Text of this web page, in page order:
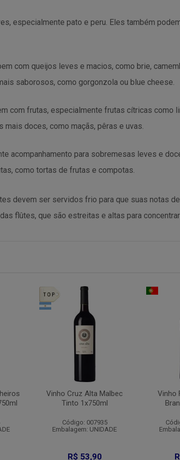
especialmente pato e peru. Eles também
com queijos leves e macios, como brie,
saborosos, como gorgonzola ou blue cheese.
com frutas, especialmente frutas cítricas como
doces, como maçãs, pêras e uvas.
acompanhamento para sobremesas leves e
como tortas de frutas e compotas.
devem ser servidos frio para que suas notas
flûtes, que são estreitas e altas para
Vinho Cruz Alta Malbec
Tinto 1x750ml
Código: 007935
Embalagem: UNIDADE
R$ 53,90
Vinho